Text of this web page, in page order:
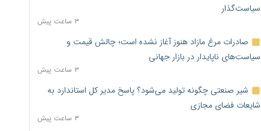
سیاست‌گذار
۳ ساعت پیش
صادرات مرغ مازاد هنوز آغاز نشده است؛ چالش قیمت و
سیاست‌های ناپایدار در بازار جهانی
۳ ساعت پیش
شیر صنعتی چگونه تولید می‌شود؟ پاسخ مدیر کل استاندارد به
شایعات فضای مجازی
۳ ساعت پیش